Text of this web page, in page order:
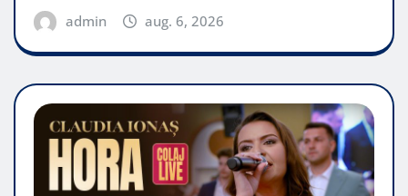
admin aug. 6, 2026